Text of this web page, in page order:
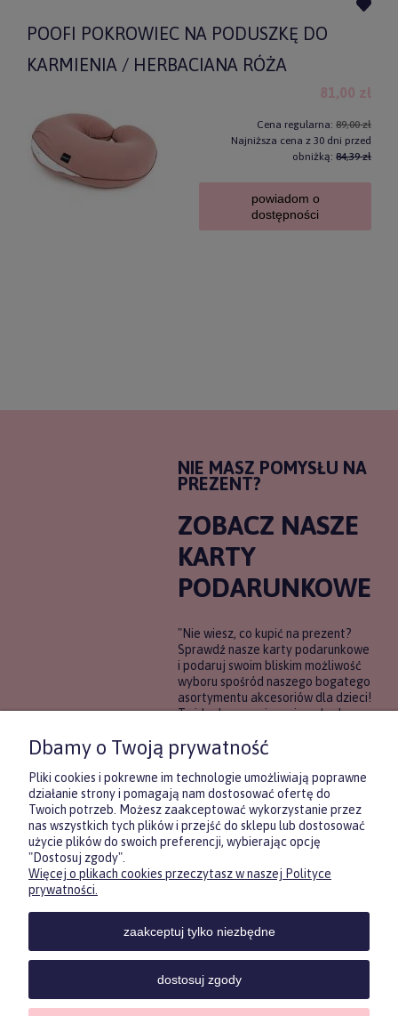
POOFI POKROWIEC NA PODUSZKĘ DO
KARMIENIA / HERBACIANA RÓŻA
81,00 zł
Cena regularna: 89,00 zł
Najniższa cena z 30 dni przed
obniżką: 84,39 zł
powiadom o
dostępności
NIE MASZ POMYSŁU NA
PREZENT?
ZOBACZ NASZE
KARTY
PODARUNKOWE
"Nie wiesz, co kupić na prezent?
Sprawdź nasze karty podarunkowe
i podaruj swoim bliskim możliwość
wyboru spośród naszego bogatego
asortymentu akcesoriów dla dzieci!
To idealne rozwiązanie, gdy chcesz
pewności, co będzie najbardziej
trafione.
DOWIEDZ SIĘ WIĘCEJ
KONTAKTPOMOC MOJE
Zasubskrybuj nasz newsletter
i otrzymaj5% rabatu na pierwszyzakup.
Twój email
Dbamy o Twoją prywatność
Pliki cookies i pokrewne im technologie umożliwiają poprawne
działanie strony i pomagają nam dostosować ofertę do
Twoich potrzeb. Możesz zaakceptować wykorzystanie przez
nas wszystkich tych plików i przejść do sklepu lub dostosować
użycie plików do swoich preferencji, wybierając opcję
"Dostosuj zgody".
Więcej o plikach cookies przeczytasz w naszej Polityce
prywatności.
zaakceptuj tylko niezbędne
dostosuj zgody